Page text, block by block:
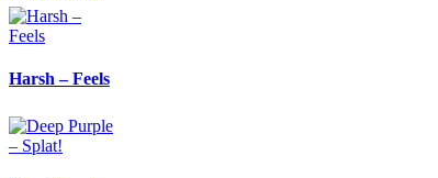
Harsh – Feels